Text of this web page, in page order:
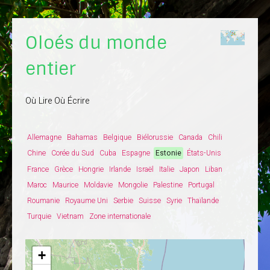
Oloés du monde
entier
Où Lire Où Écrire
Allemagne Bahamas Belgique Biélorussie Canada
Chili
Chine
Corée du Sud Cuba Espagne Estonie
États-Unis
France
Grèce Hongrie Irlande Israël Italie Japon
Liban
Maroc
Maurice Moldavie Mongolie Palestine
Portugal
Roumanie
Royaume Uni Serbie Suisse Syrie
Thaïlande
Turquie
Vietnam Zone internationale
+